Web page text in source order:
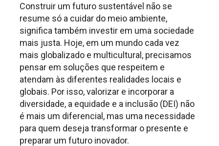
Construir um futuro sustentável não se
resume só a cuidar do meio ambiente,
significa também investir em uma sociedade
mais justa. Hoje, em um mundo cada vez
mais globalizado e multicultural, precisamos
pensar em soluções que respeitem e
atendam às diferentes realidades locais e
globais. Por isso, valorizar e incorporar a
diversidade, a equidade e a inclusão (DEI) não
é mais um diferencial, mas uma necessidade
para quem deseja transformar o presente e
preparar um futuro inovador.